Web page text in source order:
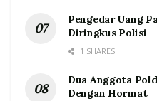
Pengedar Uang
Diringkus Polisi
1 SHARES
Dua Anggota
Dengan Hormat